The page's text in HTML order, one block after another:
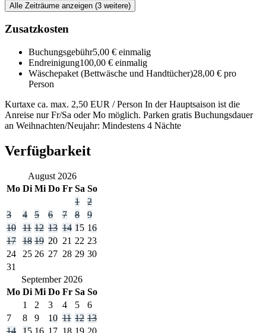
Alle Zeiträume anzeigen (3 weitere)
Zusatzkosten
Buchungsgebühr5,00 € einmalig
Endreinigung100,00 € einmalig
Wäschepaket (Bettwäsche und Handtücher)28,00 € pro
Person
Kurtaxe ca. max. 2,50 EUR / Person In der Hauptsaison ist die
Anreise nur Fr/Sa oder Mo möglich. Parken gratis Buchungsdauer
an Weihnachten/Neujahr: Mindestens 4 Nächte
Verfügbarkeit
August 2026
Mo Di Mi Do Fr Sa So
1
2
3
4 5 6 7 8
9
10
11 12 13 14 15 16
17
18 19 20 21 22 23
24
25 26 27 28 29 30
31
September 2026
Mo Di Mi Do Fr Sa So
1
2 3 4 5
6
7
8 9 10 11 12 13
14
15 16 17 18 19 20